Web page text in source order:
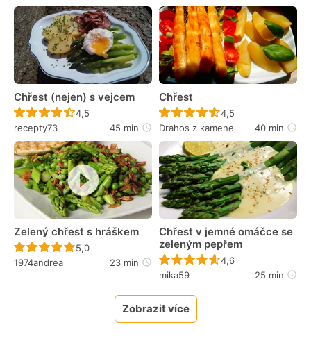
Chřest (nejen) s vejcem
Recept ještě nebyl hodnocen
4,5
recepty73
45 min
Chřest
Recept ještě nebyl
4,5
Drahos z kamene
40 min
Zelený chřest s hráškem
Recept ještě nebyl hodnocen
5,0
1974andrea
23 min
Chřest v jemné omáčce se
zeleným pepřem
Recept ještě nebyl
4,6
mika59
25 min
Zobrazit více